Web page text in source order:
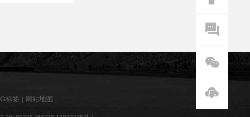
标签 网站地图